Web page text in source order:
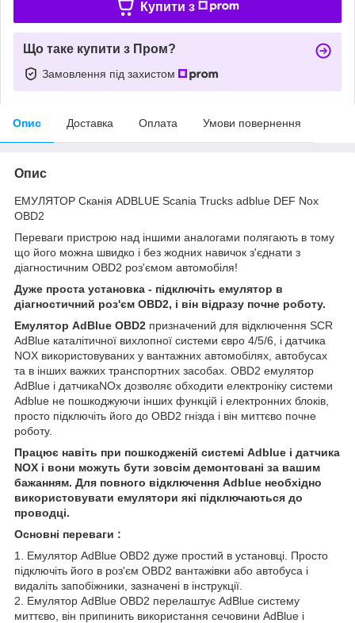
Купити з
Що таке купити з Пром?
Замовлення під захистом
Опис Доставка Оплата Умови повернення
Опис
ЕМУЛЯТОР Сканія ADBLUE Scania Trucks adblue DEF Nox
OBD2
Переваги пристрою над іншими аналогами полягають в тому
що його можна швидко і без жодних навичок з'єднати з
діагностичним OBD2 роз'ємом автомобіля!
Дуже проста установка - підключіть емулятор в
діагностичний роз'єм OBD2, і він відразу почне роботу.
Емулятор AdBlue OBD2 призначений для відключення SCR
AdBlue каталітичної вихлопної системи євро 4/5/6, і датчика
NOX використовуваних у вантажних автомобілях, автобусах
та в інших важких транспортних засобах. OBD2 емулятор
AdBlue і датчикаNOx дозволяє обходити електроніку системи
Adblue не пошкоджуючи інших функцій і електронних блоків,
просто підключіть його до OBD2 гнізда і він миттєво почне
роботу.
Працює навіть при пошкодженій системі Adblue і датчика
NOX і вони можуть бути зовсім демонтовані за вашим
бажанням. Для повного відключення Adblue необхідно
використовувати емулятори які підключаються до
проводці.
Основні переваги :
1. Емулятор AdBlue OBD2 дуже простий в установці. Просто
підключіть його в роз'єм OBD2 вантажівки або автобуса і
видаліть запобіжники, зазначені в інструкції.
2. Емулятор AdBlue OBD2 перелаштує AdBlue систему
миттєво, він припинить використання сечовини AdBlue і